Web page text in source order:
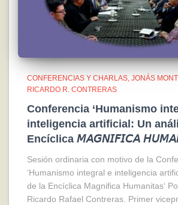
CONFERENCIAS Y CHARLAS JONÁS
RICARDO R. CONTRERAS
Conferencia ‘Humanismo
inteligencia artificial: Un
Encíclica 𝘔𝘈𝘎𝘕𝘐𝘍𝘐𝘊𝘈
Sesión ordinaria con motivo de la
‘Humanismo integral e inteligencia
de la Encíclica Magnifica Humanitas‘
Ricardo Rafael Contreras. Primer